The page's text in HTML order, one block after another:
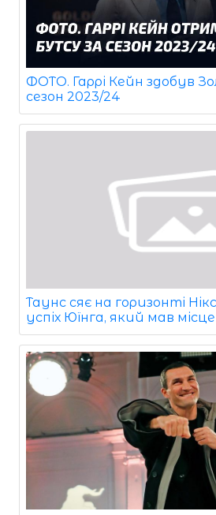
ФОТО. Гаррі Кейн здобув
сезон 2023/24
Таунс сяє на горизонті
успіх Юїнга, який мав